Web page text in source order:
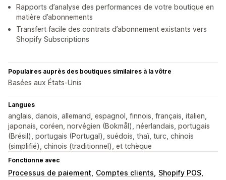
Rapports d’analyse des performances de votre boutique en
matière d’abonnements
Transfert facile des contrats d’abonnement existants vers
Shopify Subscriptions
Populaires auprès des boutiques similaires à la vôtre
Basées aux États-Unis
Langues
anglais, danois, allemand, espagnol, finnois, français, italien,
japonais, coréen, norvégien (Bokmål), néerlandais, portugais
(Brésil), portugais (Portugal), suédois, thaï, turc, chinois
(simplifié), chinois (traditionnel), et tchèque
Fonctionne avec
Processus de paiement Comptes clients
Shopify POS